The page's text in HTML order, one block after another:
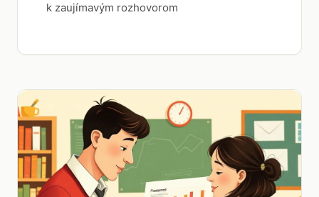
k zaujímavým rozhovorom